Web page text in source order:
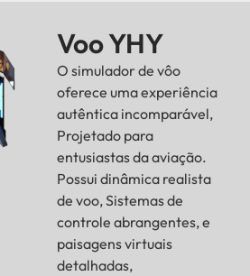
Voo YHY
O simulador de vôo
oferece uma experiência
autêntica incomparável,
Projetado para
entusiastas da aviação.
Possui dinâmica realista
de voo, Sistemas de
controle abrangentes, e
paisagens virtuais
detalhadas,